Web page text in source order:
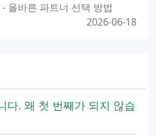
올바른 파트너 선택 방법
2026-06-18
다. 왜 첫 번째가 되지 않습